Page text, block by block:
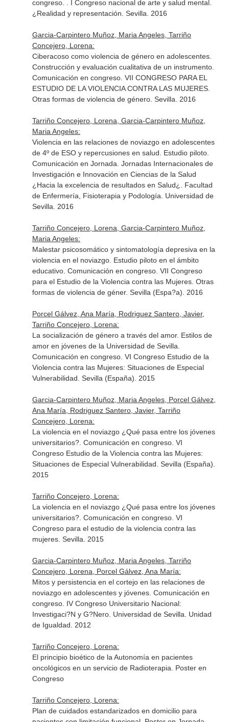
congreso. . I Congreso nacional de arte y salud mental.
¿Realidad y representación. Sevilla. 2016
Garcia-Carpintero Muñoz, Maria Angeles, Tarriño
Concejero, Lorena:
Ciberacoso como violencia de género en adolescentes.
Construcción y evaluación cualitativa de un instrumento.
Comunicación en congreso. VII CONGRESO PARA EL
ESTUDIO DE LA VIOLENCIA CONTRA LAS MUJERES.
Otras formas de violencia de género. Sevilla. 2016
Tarriño Concejero, Lorena, Garcia-Carpintero Muñoz,
Maria Angeles:
Violencia en las relaciones de noviazgo en adolescentes
de 4º de ESO y repercusiones en salud. Estudio piloto.
Comunicación en Jornada. Jornadas Internacionales de
Investigación e Innovación en Ciencias de la Salud
¿Hacia la excelencia de resultados en Salud¿. Facultad
de Enfermería, Fisioterapia y Podología. Universidad de
Sevilla. 2016
Tarriño Concejero, Lorena, Garcia-Carpintero Muñoz,
Maria Angeles:
Malestar psicosomático y sintomatología depresiva en la
violencia en el noviazgo. Estudio piloto en el ámbito
educativo. Comunicación en congreso. VII Congreso
para el Estudio de la Violencia contra las Mujeres. Otras
formas de violencia de géner. Sevilla (Espa?a). 2016
Porcel Gálvez, Ana María, Rodriguez Santero, Javier,
Tarriño Concejero, Lorena:
La socialización de género a través del amor. Estilos de
amor en jóvenes de la Universidad de Sevilla.
Comunicación en congreso. VI Congreso Estudio de la
Violencia contra las Mujeres: Situaciones de Especial
Vulnerabilidad. Sevilla (España). 2015
Garcia-Carpintero Muñoz, Maria Angeles, Porcel Gálvez,
Ana María, Rodriguez Santero, Javier, Tarriño
Concejero, Lorena:
La violencia en el noviazgo ¿Qué pasa entre los jóvenes
universitarios?. Comunicación en congreso. VI
Congreso Estudio de la Violencia contra las Mujeres:
Situaciones de Especial Vulnerabilidad. Sevilla (España).
2015
Tarriño Concejero, Lorena:
La violencia en el noviazgo ¿Qué pasa entre los jóvenes
universitarios?. Comunicación en congreso. VI
Congreso para el estudio de la violencia contra las
mujeres. Sevilla. 2015
Garcia-Carpintero Muñoz, Maria Angeles, Tarriño
Concejero, Lorena, Porcel Gálvez, Ana María:
Mitos y persistencia en el cortejo en las relaciones de
noviazgo en adolescentes y jóvenes. Comunicación en
congreso. IV Congreso Universitario Nacional:
Investigaci?N y G?Nero. Universidad de Sevilla. Unidad
de Igualdad. 2012
Tarriño Concejero, Lorena:
El principio bioético de la Autonomía en pacientes
oncológicos en un servicio de Radioterapia. Poster en
Congreso
Tarriño Concejero, Lorena:
Plan de cuidados estandarizados en domicilio para